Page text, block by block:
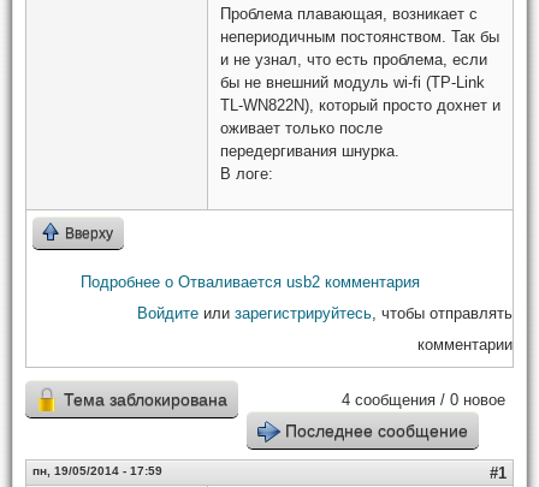
Проблема плавающая, возникает с
непериодичным постоянством. Так бы
и не узнал, что есть проблема, если
бы не внешний модуль wi-fi (TP-Link
TL-WN822N), который просто дохнет и
оживает только после
передергивания шнурка.
В логе:
Вверху
Подробнее о Отваливается usb2 комментария
Войдите или зарегистрируйтесь , чтобы отправлять
комментарии
4 сообщения / 0 новое
Тема заблокирована
Последнее сообщение
пн, 19/05/2014 - 17:59 #1